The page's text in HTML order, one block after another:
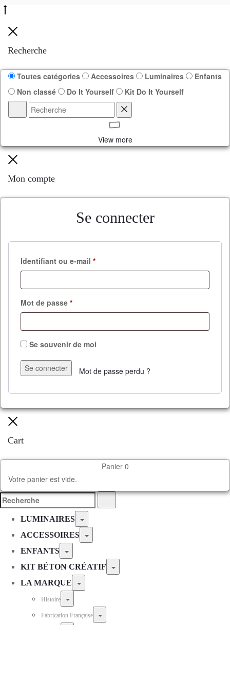
Recherche
Toutes catégories Accessoires Luminaires
Enfants
Non classé
Do It Yourself Kit Do It Yourself
View more
Mon compte
Se connecter
Identifiant ou e-mail *
Mot de passe *
Se souvenir de moi
Se connecter Mot de passe perdu ?
Cart
Panier 0
Votre panier est vide.
LUMINAIRES
ACCESSOIRES
ENFANTS
KIT BÉTON CRÉATIF
LA MARQUE
Histoire
Fabrication Française